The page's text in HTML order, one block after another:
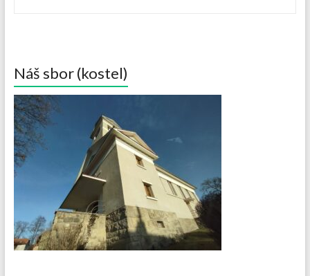
Náš sbor (kostel)